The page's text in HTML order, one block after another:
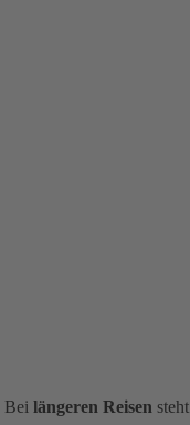
Bei längeren Reisen steht